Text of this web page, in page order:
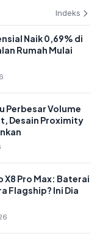
Indeks
Naik 0,69% di
Rumah Mulai
Perbesar Volume
Desain Proximity
X8 Pro Max: Baterai
Flagship? Ini Dia